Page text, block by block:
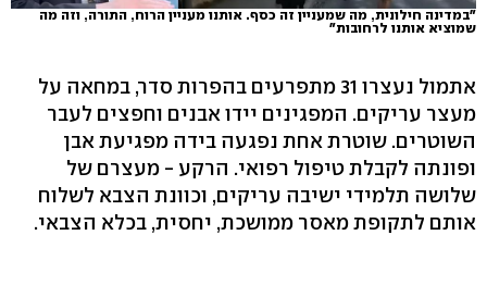
"במדינה חילונית, מה שמעניין זה כסף. אותנו מעניין הרוח, התורה, וזה מה
שמוציא אותנו לרחובות"
אתמול נעצרו 31 מתפרעים בהפרות סדר, במחאה על
מעצר עריקים. המפגינים יידו אבנים וחפצים לעבר
השוטרים. שוטרת אחת נפגעה בידה מפגיעת אבן
ופונתה לקבלת טיפול רפואי. הרקע - מעצרם של
שלושה תלמידי ישיבה עריקים, וכוונת הצבא לשלוח
אותם לתקופת מאסר ממושכת, יחסית, בכלא הצבאי.